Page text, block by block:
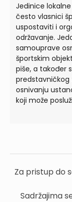
Jedinice
često vlasnici
uspostaviti i
održavanje.
samouprave
športskim
piše, a također
predstavničkog
osnivanju
koji može
Za pristup do
Sadržajima